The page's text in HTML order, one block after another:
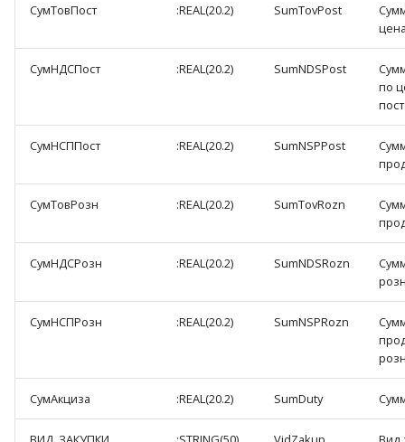
СумТовПост :REAL(20.2) SumTovPost
СумНДСПост :REAL(20.2) SumNDSPost
по
СумНСППост :REAL(20.2) SumNSPPost
СумТовРозн :REAL(20.2) SumTovRozn
СумНДСРозн :REAL(20.2) SumNDSRozn
СумНСПРозн :REAL(20.2) SumNSPRozn
СумАкциза :REAL(20.2) SumDuty